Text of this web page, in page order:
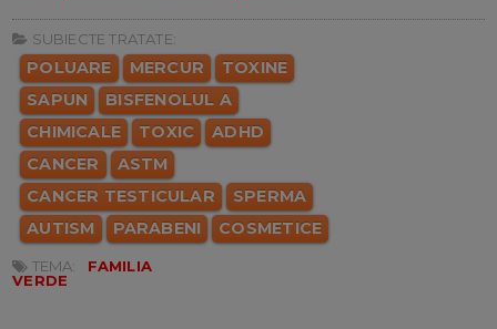
SUBIECTE TRATATE:
POLUARE MERCUR
TOXINE
SAPUN
BISFENOLUL A
CHIMICALE
TOXIC
ADHD
CANCER
ASTM
CANCER TESTICULAR
SPERMA
AUTISM
PARABENI COSMETICE
TEMA:
FAMILIA
VERDE